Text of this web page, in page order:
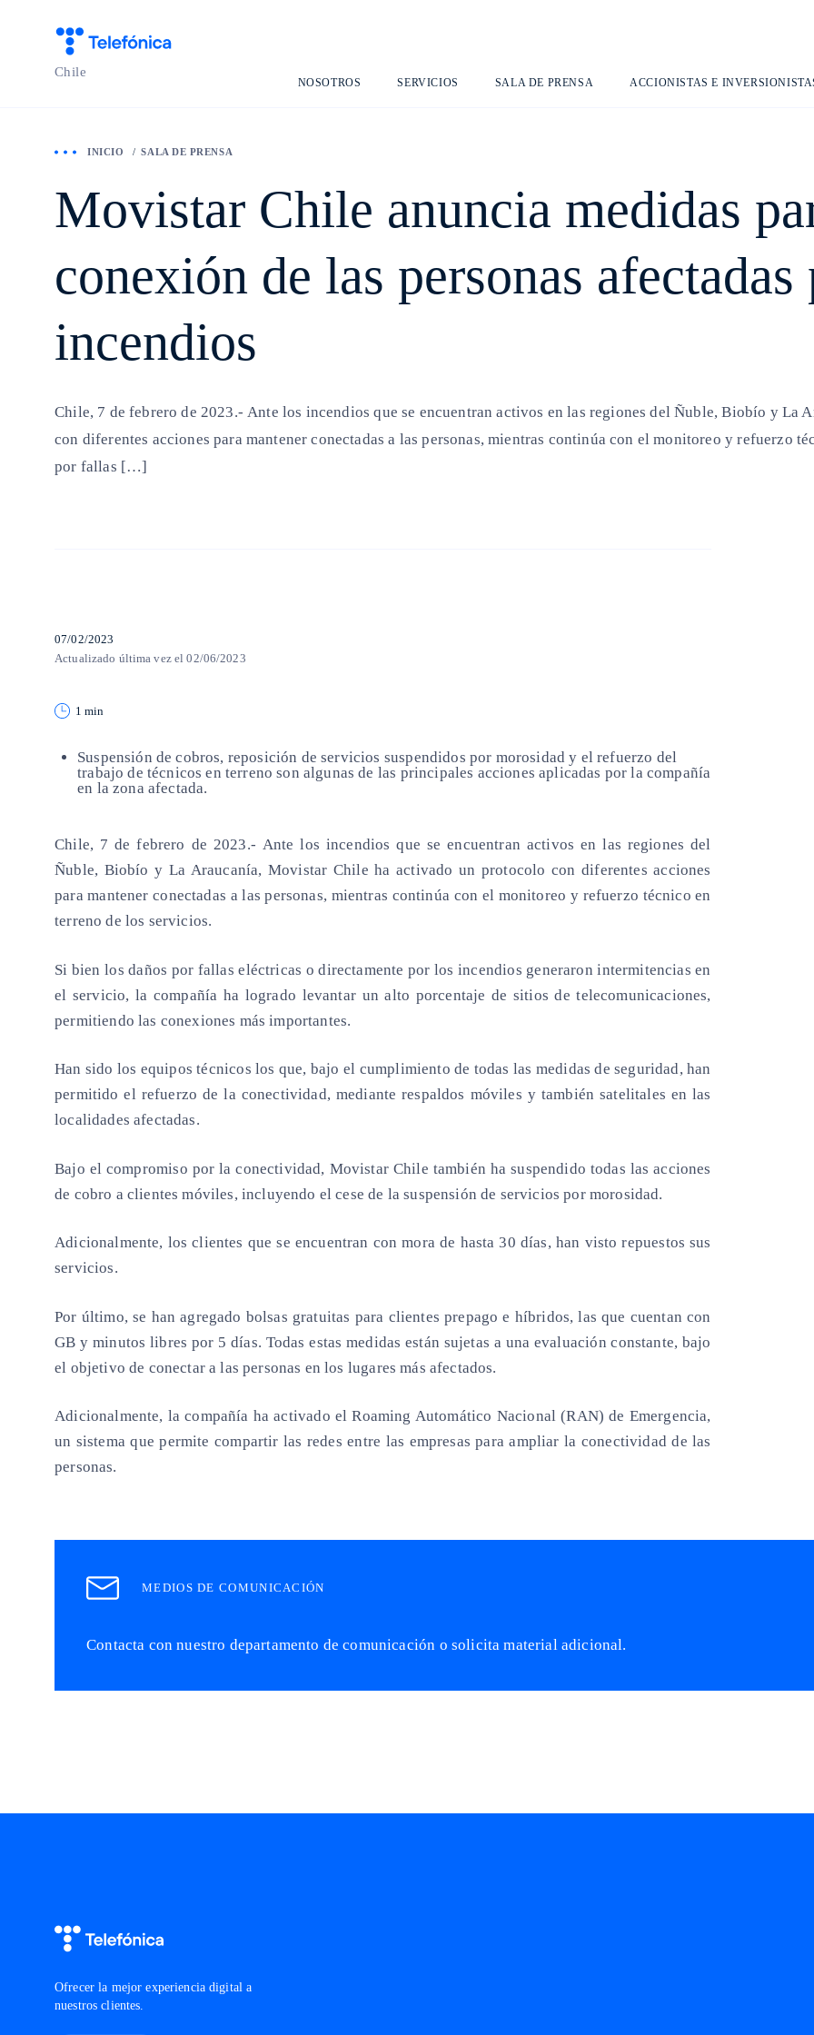
Telefónica Chile
Chile
NOSOTROS SERVICIOS SALA DE PRENSA ACCIONISTAS E
INICIO SALA DE PRENSA
Movistar Chile anuncia medidas
conexión de las personas afectadas
incendios
Chile, 7 de febrero de 2023.- Ante los incendios que se encuentran activos en las regiones del Ñuble, Biobío y La
con diferentes acciones para mantener conectadas a las personas, mientras continúa con el monitoreo y refuerzo
por fallas […]
07/02/2023
Actualizado última vez el 02/06/2023
1 min
Suspensión de cobros, reposición de servicios suspendidos por morosidad y el refuerzo del
trabajo de técnicos en terreno son algunas de las principales acciones aplicadas por la compañía
en la zona afectada.
Chile, 7 de febrero de 2023.- Ante los incendios que se encuentran activos en las regiones del
Ñuble, Biobío y La Araucanía, Movistar Chile ha activado un protocolo con diferentes acciones
para mantener conectadas a las personas, mientras continúa con el monitoreo y refuerzo técnico en
terreno de los servicios.
Si bien los daños por fallas eléctricas o directamente por los incendios generaron intermitencias en
el servicio, la compañía ha logrado levantar un alto porcentaje de sitios de telecomunicaciones,
permitiendo las conexiones más importantes.
Han sido los equipos técnicos los que, bajo el cumplimiento de todas las medidas de seguridad, han
permitido el refuerzo de la conectividad, mediante respaldos móviles y también satelitales en las
localidades afectadas.
Bajo el compromiso por la conectividad, Movistar Chile también ha suspendido todas las acciones
de cobro a clientes móviles, incluyendo el cese de la suspensión de servicios por morosidad.
Adicionalmente, los clientes que se encuentran con mora de hasta 30 días, han visto repuestos sus
servicios.
Por último,se han agregado bolsas gratuitas para clientes prepago e híbridos, las que cuentan con
GB y minutos libres por 5 días. Todas estas medidas están sujetas a una evaluación constante, bajo
el objetivo de conectar a las personas en los lugares más afectados.
Adicionalmente, la compañía ha activado el Roaming Automático Nacional (RAN) de Emergencia,
un sistema que permite compartir las redes entre las empresas para ampliar la conectividad de las
personas.
MEDIOS DE COMUNICACIÓN
Contacta con nuestro departamento de comunicación o solicita material adicional.
Logo Telefónica
Ofrecer la mejor experiencia digital a
nuestros clientes.